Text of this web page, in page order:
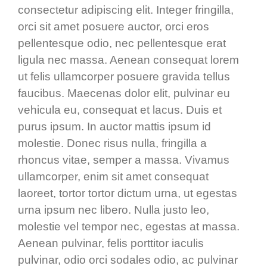
consectetur adipiscing elit. Integer fringilla,
orci sit amet posuere auctor, orci eros
pellentesque odio, nec pellentesque erat
ligula nec massa. Aenean consequat lorem
ut felis ullamcorper posuere gravida tellus
faucibus. Maecenas dolor elit, pulvinar eu
vehicula eu, consequat et lacus. Duis et
purus ipsum. In auctor mattis ipsum id
molestie. Donec risus nulla, fringilla a
rhoncus vitae, semper a massa. Vivamus
ullamcorper, enim sit amet consequat
laoreet, tortor tortor dictum urna, ut egestas
urna ipsum nec libero. Nulla justo leo,
molestie vel tempor nec, egestas at massa.
Aenean pulvinar, felis porttitor iaculis
pulvinar, odio orci sodales odio, ac pulvinar